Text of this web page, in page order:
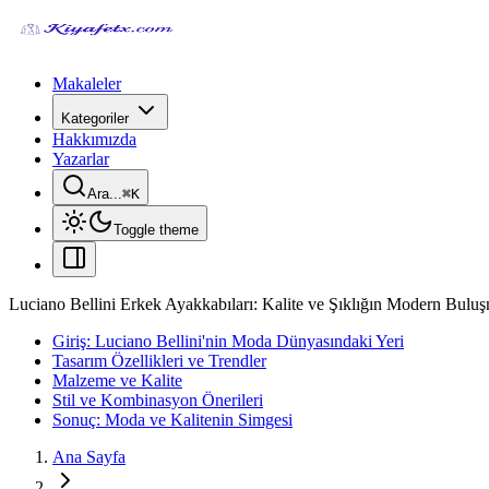
Makaleler
Kategoriler
Hakkımızda
Yazarlar
Ara...⌘K
Toggle theme
Luciano Bellini Erkek Ayakkabıları: Kalite ve Şıklığın Modern
Giriş: Luciano Bellini'nin Moda Dünyasındaki Yeri
Tasarım Özellikleri ve Trendler
Malzeme ve Kalite
Stil ve Kombinasyon Önerileri
Sonuç: Moda ve Kalitenin Simgesi
Ana Sayfa